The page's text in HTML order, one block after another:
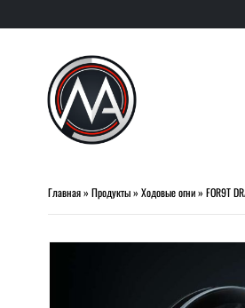
Главная» Продукты» Ходовые огни» FOR9T